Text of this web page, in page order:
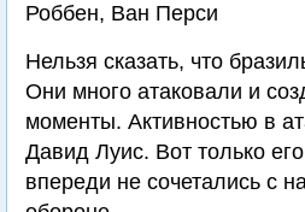
Роббен, Ван Перси
Нельзя сказать, что
Они много атаковали и
моменты. Активностью в
Давид Луис. Вот только
впереди не сочетались с